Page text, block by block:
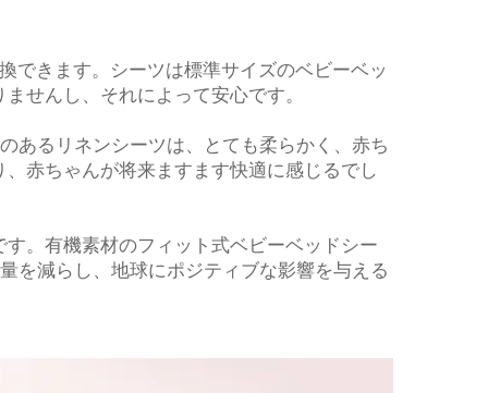
できます。シーツは標準サイズのベビーベッ
せんし、それによって安心です。
あるリネンシーツは、とても柔らかく、赤ち
赤ちゃんが将来ますます快適に感じるでし
。有機素材のフィット式ベビーベッドシー
を減らし、地球にポジティブな影響を与える